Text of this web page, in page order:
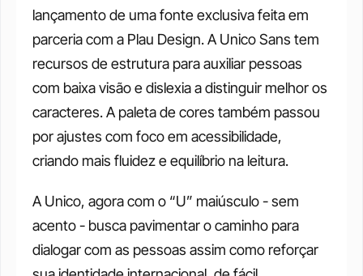
lançamento de uma fonte exclusiva feita em
parceria com a Plau Design. A Unico Sans tem
recursos de estrutura para auxiliar pessoas
com baixa visão e dislexia a distinguir melhor os
caracteres. A paleta de cores também passou
por ajustes com foco em acessibilidade,
criando mais fluidez e equilíbrio na leitura.
A Unico, agora com o “U” maiúsculo - sem
acento - busca pavimentar o caminho para
dialogar com as pessoas assim como reforçar